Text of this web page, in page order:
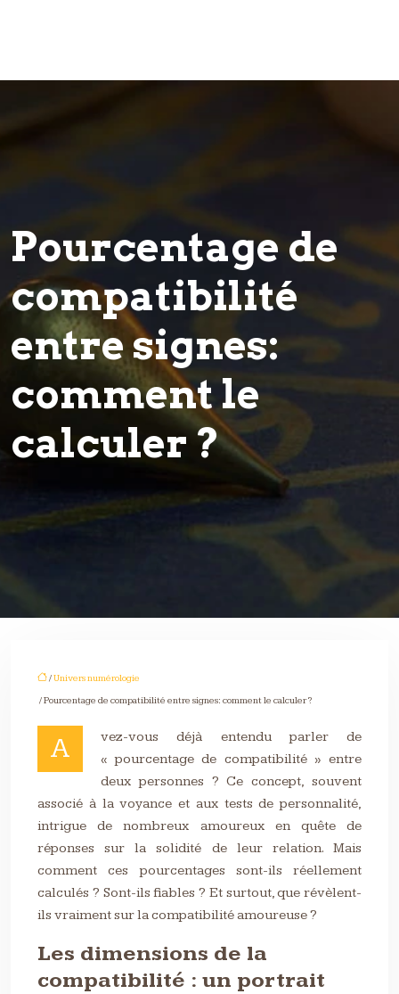
Pourcentage de
compatibilité
entre signes:
comment le
calculer ?
/Univers numérologie
/ Pourcentage de compatibilité entre signes: comment le calculer ?
A
vez-vous déjà entendu parler de
« pourcentage de compatibilité » entre
deux personnes ? Ce concept, souvent
associé à la voyance et aux tests de personnalité,
intrigue de nombreux amoureux en quête de
réponses sur la solidité de leur relation. Mais
comment ces pourcentages sont-ils réellement
calculés ? Sont-ils fiables ? Et surtout, que révèlent-
ils vraiment sur la compatibilité amoureuse ?
Les dimensions de la
compatibilité : un portrait